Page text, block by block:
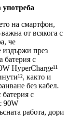
употреба
на смартфон,
от всякога с
че
издържи през
батерия с
HyperCharge¹¹
както и
без кабел.
с
90W
работа, дори